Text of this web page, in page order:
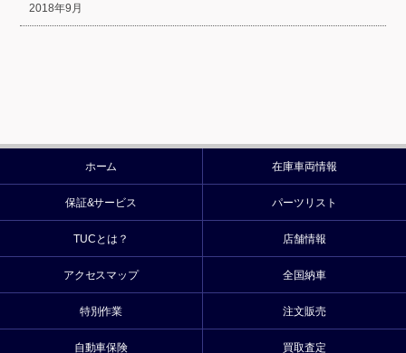
2018年9月
ホーム 在庫車両情報
保証&サービス パーツリスト
TUCとは？ 店舗情報
アクセスマップ 全国納車
特別作業 注文販売
自動車保険 買取査定